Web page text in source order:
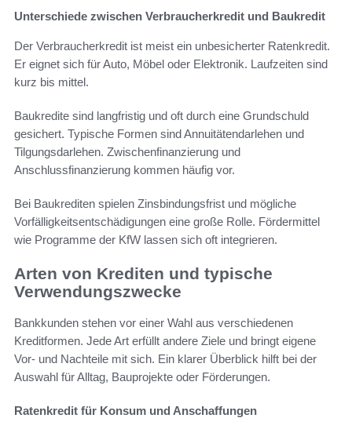
Unterschiede zwischen Verbraucherkredit und Baukredit
Der Verbraucherkredit ist meist ein unbesicherter Ratenkredit.
Er eignet sich für Auto, Möbel oder Elektronik. Laufzeiten sind
kurz bis mittel.
Baukredite sind langfristig und oft durch eine Grundschuld
gesichert. Typische Formen sind Annuitätendarlehen und
Tilgungsdarlehen. Zwischenfinanzierung und
Anschlussfinanzierung kommen häufig vor.
Bei Baukrediten spielen Zinsbindungsfrist und mögliche
Vorfälligkeitsentschädigungen eine große Rolle. Fördermittel
wie Programme der KfW lassen sich oft integrieren.
Arten von Krediten und typische
Verwendungszwecke
Bankkunden stehen vor einer Wahl aus verschiedenen
Kreditformen. Jede Art erfüllt andere Ziele und bringt eigene
Vor- und Nachteile mit sich. Ein klarer Überblick hilft bei der
Auswahl für Alltag, Bauprojekte oder Förderungen.
Ratenkredit für Konsum und Anschaffungen